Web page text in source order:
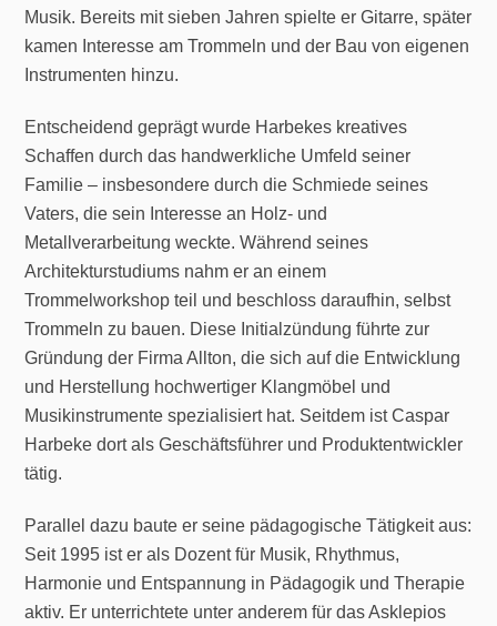
Musik. Bereits mit sieben Jahren spielte er Gitarre, später
kamen Interesse am Trommeln und der Bau von eigenen
Instrumenten hinzu.
Entscheidend geprägt wurde Harbekes kreatives
Schaffen durch das handwerkliche Umfeld seiner
Familie – insbesondere durch die Schmiede seines
Vaters, die sein Interesse an Holz- und
Metallverarbeitung weckte. Während seines
Architekturstudiums nahm er an einem
Trommelworkshop teil und beschloss daraufhin, selbst
Trommeln zu bauen. Diese Initialzündung führte zur
Gründung der Firma Allton, die sich auf die Entwicklung
und Herstellung hochwertiger Klangmöbel und
Musikinstrumente spezialisiert hat. Seitdem ist Caspar
Harbeke dort als Geschäftsführer und Produktentwickler
tätig.
Parallel dazu baute er seine pädagogische Tätigkeit aus:
Seit 1995 ist er als Dozent für Musik, Rhythmus,
Harmonie und Entspannung in Pädagogik und Therapie
aktiv. Er unterrichtete unter anderem für das Asklepios